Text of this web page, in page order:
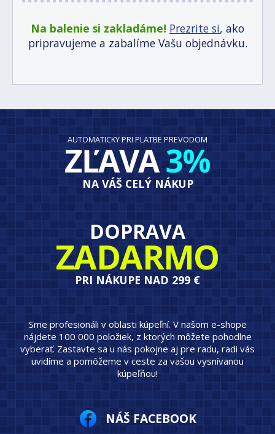
Na balenie si zakladáme! Prezrite si, ako
pripravujeme a zabalíme Vašu objednávku.
AUTOMATICKY PRI PLATBE PREVODOM
ZĽAVA3%
NA VÁŠ CELÝ NÁKUP
DOPRAVA
ZADARMO
PRI NÁKUPE NAD 299 €
Sme profesionáli v oblasti kúpeľní. V našom e-shope
nájdete 100 000 položiek, z ktorých môžete pohodlne
vyberať. Zastavte sa u nás pokojne aj pre radu, radi vás
uvidíme a pomôžeme v ceste za vašou vysnívanou
kúpeľňou!
NÁŠ FACEBOOK